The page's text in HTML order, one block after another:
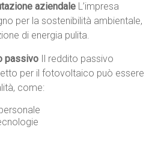
aziendale L’impresa
per la sostenibilità ambientale,
di energia pulita.
passivo Il reddito passivo
per il fotovoltaico può essere
come: